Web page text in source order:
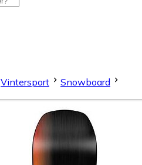
Vintersport
Snowboard